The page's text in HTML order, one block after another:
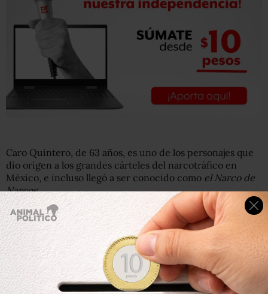
Caro Quintero, de 63 años, es uno de los personajes que
dio origen a los grandes cárteles del narcotráfico en
México, e incluso llegó a ser conocido como el Narco de
Narcos.
Fundó el llamado Cártel de Guadalajarajunto con su
amigo y compadre
Miguel Ángel Félix Gallardo
y Ernesto
Fonseca Carrillo,
Don Neto.
Lo detuvieron en Costa Rica el 4 de abril de 1985, a
petición de las autoridades mexicanas, al ser relacionado